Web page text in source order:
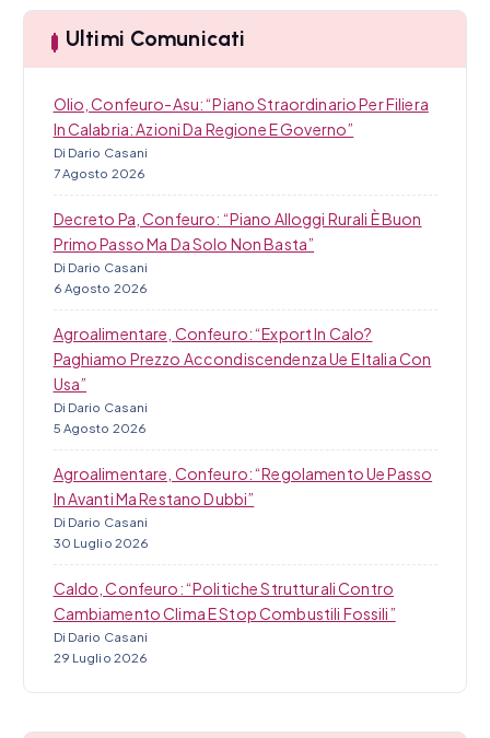
o
l
a
Ultimi Comunicati
Olio, Confeuro-Asu: “Piano Straordinario Per Filiera
In Calabria: Azioni Da Regione E Governo”
Di Dario Casani
7 Agosto 2026
Decreto Pa, Confeuro: “Piano Alloggi Rurali È Buon
Primo Passo Ma Da Solo Non Basta”
Di Dario Casani
6 Agosto 2026
Agroalimentare, Confeuro: “Export In Calo?
Paghiamo Prezzo Accondiscendenza Ue E Italia Con
Usa”
Di Dario Casani
5 Agosto 2026
Agroalimentare, Confeuro: “Regolamento Ue Passo
In Avanti Ma Restano Dubbi”
Di Dario Casani
30 Luglio 2026
Caldo, Confeuro: “Politiche Strutturali Contro
Cambiamento Clima E Stop Combustili Fossili”
Di Dario Casani
29 Luglio 2026